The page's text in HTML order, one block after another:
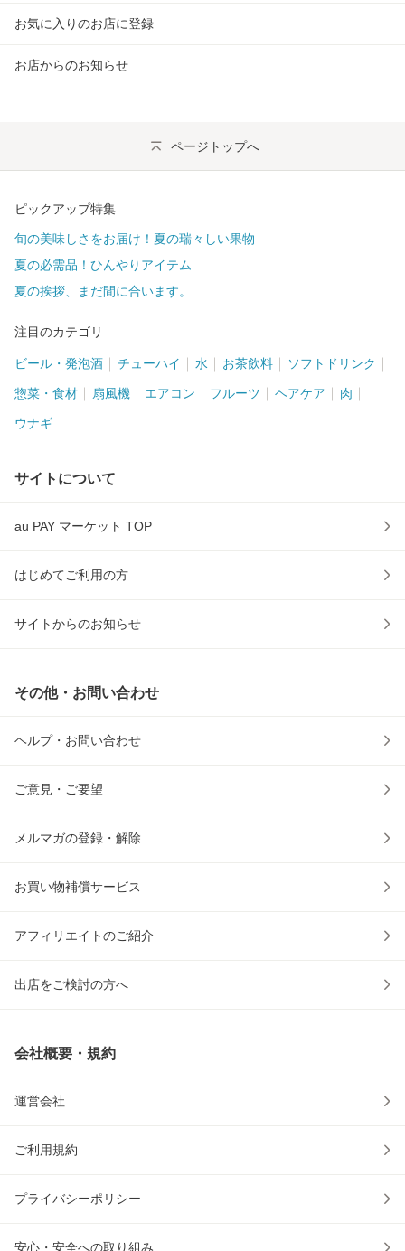
お気に入りのお店に登録
お店からのお知らせ
ページトップへ
ピックアップ特集
旬の美味しさをお届け！夏の瑞々しい果物
夏の必需品！ひんやりアイテム
夏の挨拶、まだ間に合います。
注目のカテゴリ
ビール・発泡酒 チューハイ 水 お茶飲料 ソフトドリンク
惣菜・食材 扇風機 エアコン フルーツ ヘアケア 肉
ウナギ
サイトについて
au PAY マーケット TOP
はじめてご利用の方
サイトからのお知らせ
その他・お問い合わせ
ヘルプ・お問い合わせ
ご意見・ご要望
メルマガの登録・解除
お買い物補償サービス
アフィリエイトのご紹介
出店をご検討の方へ
会社概要・規約
運営会社
ご利用規約
プライバシーポリシー
安心・安全への取り組み